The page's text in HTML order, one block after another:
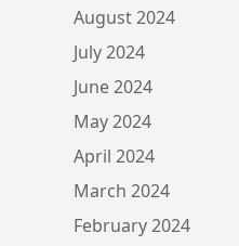
August 2024
July 2024
June 2024
May 2024
April 2024
March 2024
February 2024